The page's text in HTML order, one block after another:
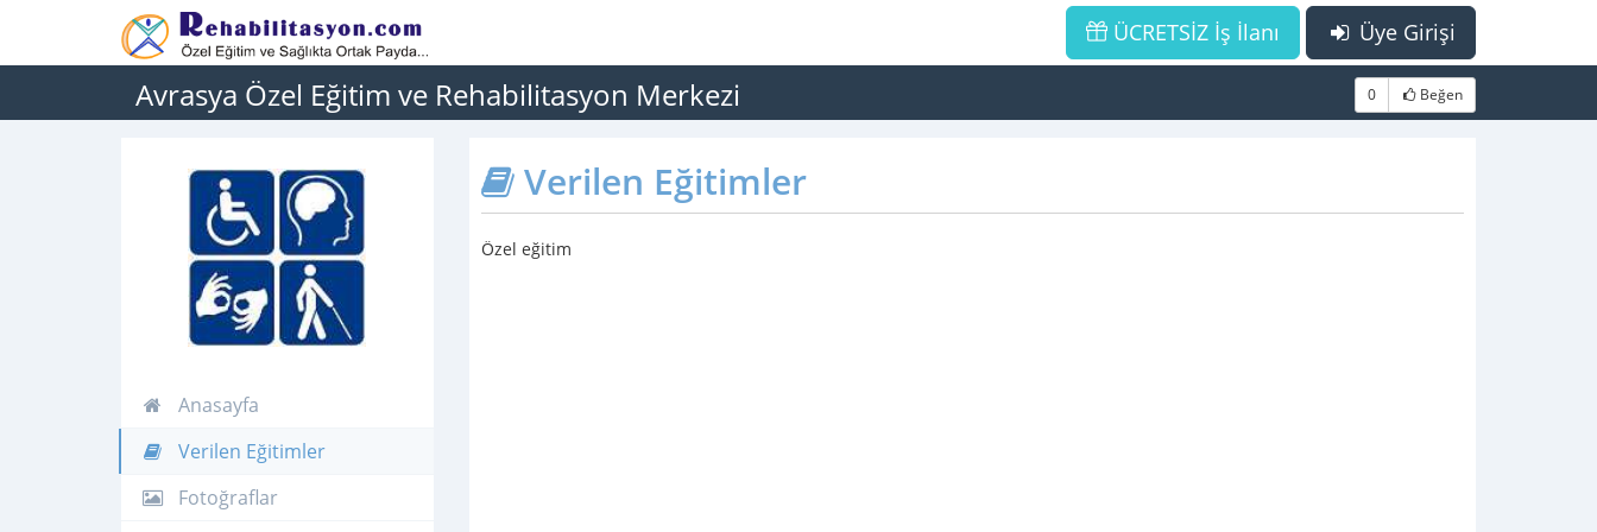
Üye Girişi
ÜCRETSİZ İş İlanı
Avrasya Özel Eğitim ve Rehabilitasyon Merkezi 0 Beğen
Anasayfa
Verilen Eğitimler
Fotoğraflar
Verilen Eğitimler
Özel eğitim